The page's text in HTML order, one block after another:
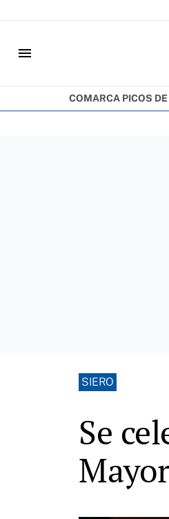
menu
COMARCA PICOS DE
SIERO
Se